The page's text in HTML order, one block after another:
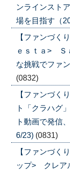
ンラインスト
場を目指す（
【ファンづ
ｅｓｔａ> Ｓ
な挑戦でファ
(0832)
【ファンづく
ト「クラハグ
ト動画で発信
6/23) (0831)
【ファンづく
ップ> クレア